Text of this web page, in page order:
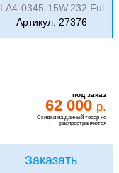
LA4-0345-15W.232.Ful
Артикул: 27376
под заказ
62 000 р.
Скидки на данный товар не
распространяются
Заказать